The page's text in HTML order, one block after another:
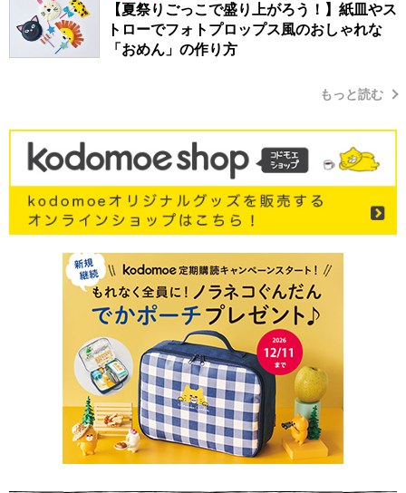
【夏祭りごっこで盛り上がろう！】紙皿やス
トローでフォトプロップス風のおしゃれな
「おめん」の作り方
もっと読む